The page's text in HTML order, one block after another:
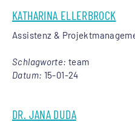
KATHARINA ELLERBROCK
Assistenz &
Schlagworte: team
Datum: 15-01-24
DR. JANA DUDA